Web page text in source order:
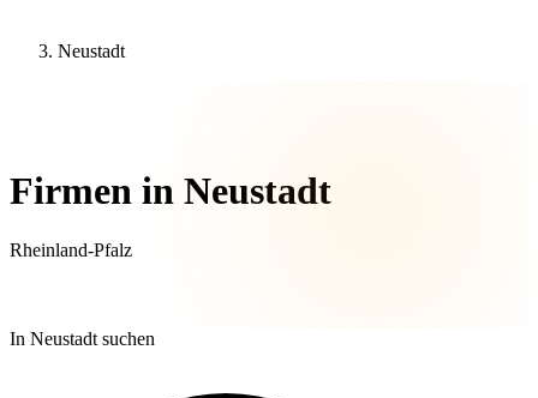
Neustadt
Firmen in Neustadt
Rheinland-Pfalz
In Neustadt suchen